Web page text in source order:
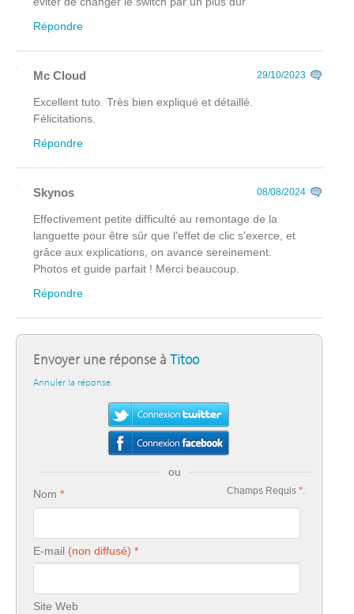
Répondre
Mc Cloud 29/10/2023
Excellent tuto. Très bien expliqué et détaillé.
Félicitations.
Répondre
Skynos 08/08/2024
Effectivement petite difficulté au remontage de la
languette pour être sûr que l'effet de clic s'exerce, et
grâce aux explications, on avance sereinement.
Photos et guide parfait ! Merci beaucoup.
Répondre
Envoyer une réponse à Titoo
Annuler la réponse.
ou
Champs Requis *.
Nom
E-mail
Site Web